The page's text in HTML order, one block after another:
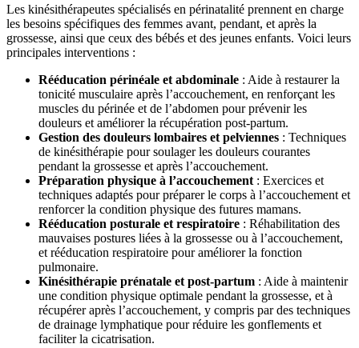
Les kinésithérapeutes spécialisés en périnatalité prennent en charge
les besoins spécifiques des femmes avant, pendant, et après la
grossesse, ainsi que ceux des bébés et des jeunes enfants. Voici leurs
principales interventions :
Rééducation périnéale et abdominale : Aide à restaurer la
tonicité musculaire après l’accouchement, en renforçant les
muscles du périnée et de l’abdomen pour prévenir les
douleurs et améliorer la récupération post-partum.
Gestion des douleurs lombaires et pelviennes : Techniques
de kinésithérapie pour soulager les douleurs courantes
pendant la grossesse et après l’accouchement.
Préparation physique à l’accouchement : Exercices et
techniques adaptés pour préparer le corps à l’accouchement et
renforcer la condition physique des futures mamans.
Rééducation posturale et respiratoire : Réhabilitation des
mauvaises postures liées à la grossesse ou à l’accouchement,
et rééducation respiratoire pour améliorer la fonction
pulmonaire.
Kinésithérapie prénatale et post-partum : Aide à maintenir
une condition physique optimale pendant la grossesse, et à
récupérer après l’accouchement, y compris par des techniques
de drainage lymphatique pour réduire les gonflements et
faciliter la cicatrisation.